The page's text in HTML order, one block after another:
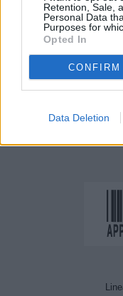
Retention, Sale,
Personal Data
Purposes for
Opted In
CONFIRM
Data Deletion
Previous article
Bologna, cade
scuole medie Gandino